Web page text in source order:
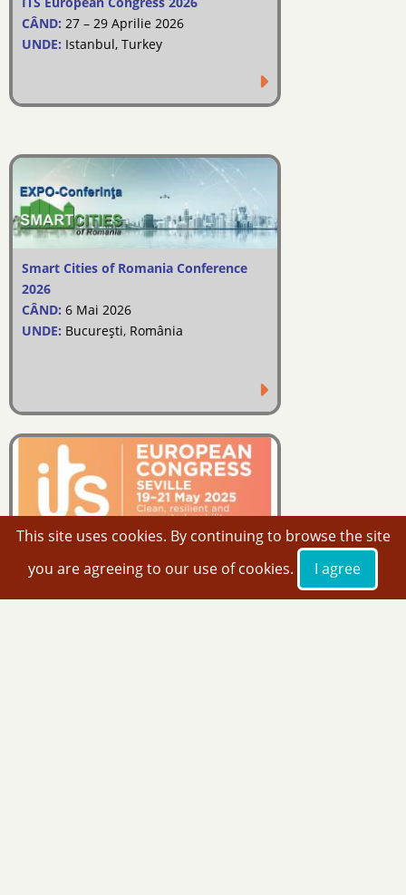
CÂND: 27 – 29 Aprilie 2026
UNDE: Istanbul, Turkey
Smart Cities of Romania Conference
2026
CÂND: 6 Mai 2026
UNDE: București, România
ITS European Congress 2025
CÂND:19 – 21 Mai 2025
This site uses cookies. By continuing to browse the site
you are agreeing to our use of cookies.
I agree